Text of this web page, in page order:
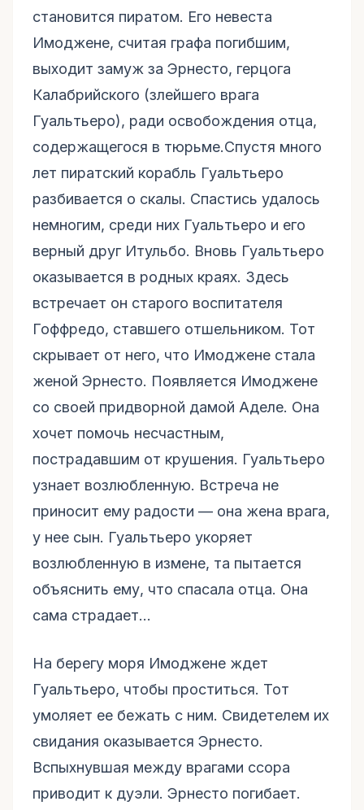
становится пиратом. Его невеста
Имоджене, считая графа погибшим,
выходит замуж за Эрнесто, герцога
Калабрийского (злейшего врага
Гуальтьеро), ради освобождения отца,
содержащегося в тюрьме.Спустя много
лет пиратский корабль Гуальтьеро
разбивается о скалы. Спастись удалось
немногим, среди них Гуальтьеро и его
верный друг Итульбо. Вновь Гуальтьеро
оказывается в родных краях. Здесь
встречает он старого воспитателя
Гоффредо, ставшего отшельником. Тот
скрывает от него, что Имоджене стала
женой Эрнесто. Появляется Имоджене
со своей придворной дамой Аделе. Она
хочет помочь несчастным,
пострадавшим от крушения. Гуальтьеро
узнает возлюбленную. Встреча не
приносит ему радости — она жена врага,
у нее сын. Гуальтьеро укоряет
возлюбленную в измене, та пытается
объяснить ему, что спасала отца. Она
сама страдает...
На берегу моря Имоджене ждет
Гуальтьеро, чтобы проститься. Тот
умоляет ее бежать с ним. Свидетелем их
свидания оказывается Эрнесто.
Вспыхнувшая между врагами ссора
приводит к дуэли. Эрнесто погибает.